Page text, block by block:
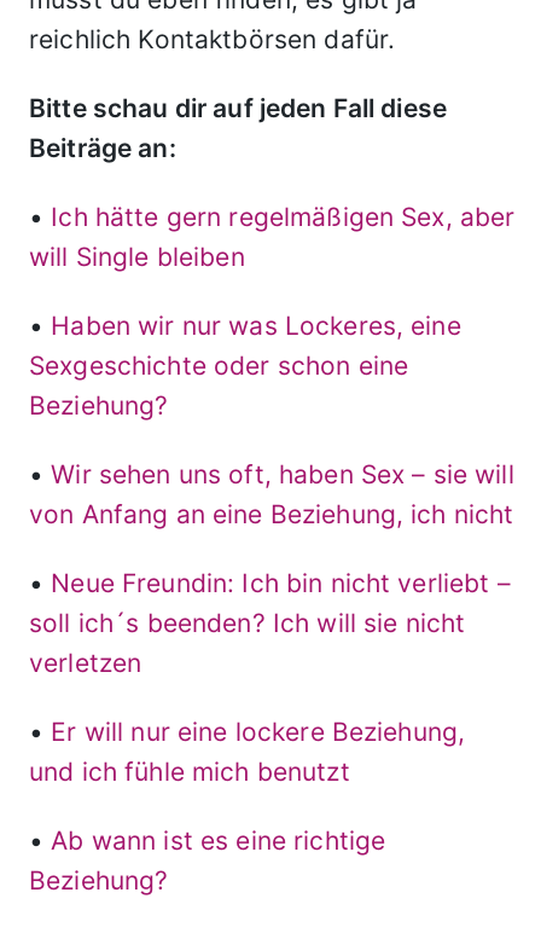
reichlich Kontaktbörsen dafür.
Bitte schau dir auf jeden Fall diese
Beiträge an:
• Ich hätte gern regelmäßigen Sex, aber
will Single bleiben
• Haben wir nur was Lockeres, eine
Sexgeschichte oder schon eine
Beziehung?
•Wir sehen uns oft, haben Sex – sie will
von Anfang an eine Beziehung, ich nicht
• Neue Freundin: Ich bin nicht verliebt –
soll ich´s beenden? Ich will sie nicht
verletzen
• Er will nur eine lockere Beziehung,
und ich fühle mich benutzt
•Ab wann ist es eine richtige
Beziehung?